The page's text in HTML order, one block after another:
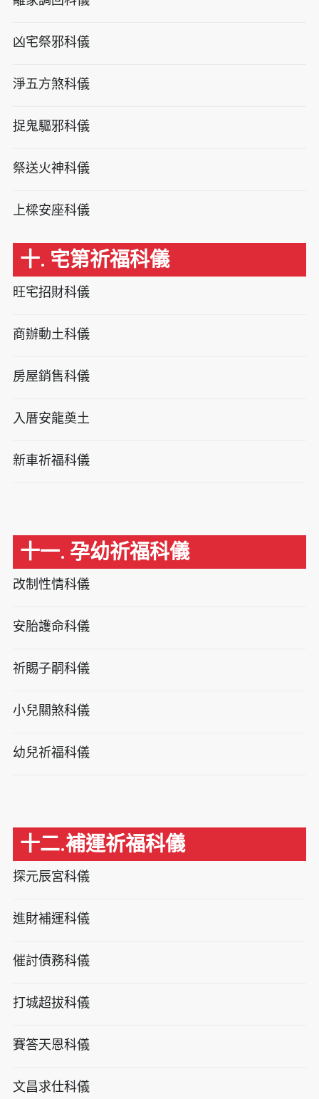
凶宅祭邪科儀
淨五方煞科儀
捉鬼驅邪科儀
祭送火神科儀
上樑安座科儀
十. 宅第祈福科儀
旺宅招財科儀
商辦動土科儀
房屋銷售科儀
入厝安龍奠土
新車祈福科儀
十一. 孕幼祈福科儀
改制性情科儀
安胎護命科儀
祈賜子嗣科儀
小兒關煞科儀
幼兒祈福科儀
十二.補運祈福科儀
探元辰宮科儀
進財補運科儀
催討債務科儀
打城超拔科儀
賽答天恩科儀
文昌求仕科儀